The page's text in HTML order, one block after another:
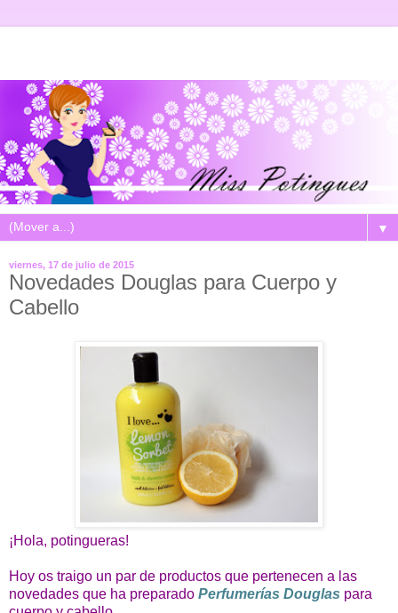
▼
viernes, 17 de julio de 2015
Novedades Douglas para Cuerpo y
Cabello
¡Hola, potingueras!
Hoy os traigo un par de productos que pertenecen a las
novedades que ha preparado Perfumerías Douglas para